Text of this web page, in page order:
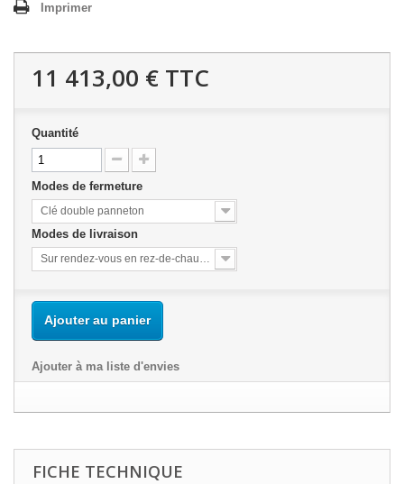
Imprimer
11 413,00 € TTC
Quantité
Modes de fermeture
Clé double panneton
Modes de livraison
Sur rendez-vous en rez-de-chaussée
Ajouter au panier
Ajouter à ma liste d'envies
FICHE TECHNIQUE